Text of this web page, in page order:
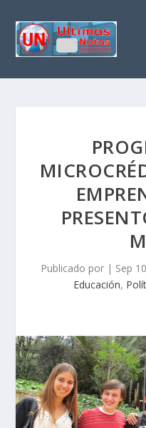
Publicado por | Sep
Educación,